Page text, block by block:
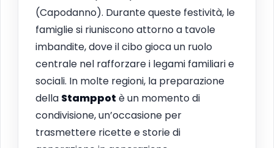
(Capodanno). Durante queste festività, le
famiglie si riuniscono attorno a tavole
imbandite, dove il cibo gioca un ruolo
centrale nel rafforzare i legami familiari e
sociali. In molte regioni, la preparazione
della Stamppot è un momento di
condivisione, un’occasione per
trasmettere ricette e storie di